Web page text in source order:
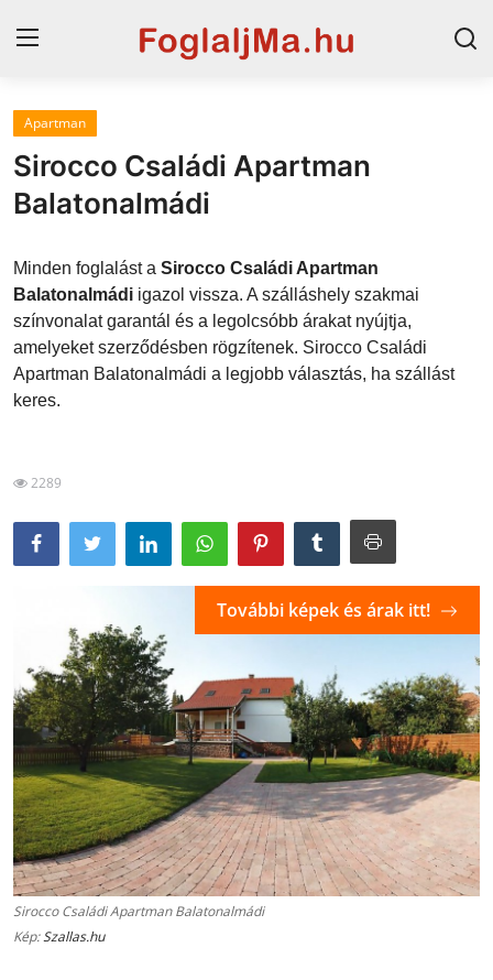
Horvát tengerpart
Magyarország
Horvátország
Blog
Szállások Hajdúszoboszlón
Apartman
Sirocco Családi Apartman
Balatonalmádi
Minden foglalást a Sirocco Családi Apartman
Balatonalmádi igazol vissza. A szálláshely szakmai
színvonalat garantál és a legolcsóbb árakat nyújtja,
amelyeket szerződésben rögzítenek. Sirocco Családi
Apartman Balatonalmádi a legjobb választás, ha szállást
keres.
2289
Sirocco Családi Apartman Balatonalmádi
Kép:Szallas.hu
További képek és árak itt!